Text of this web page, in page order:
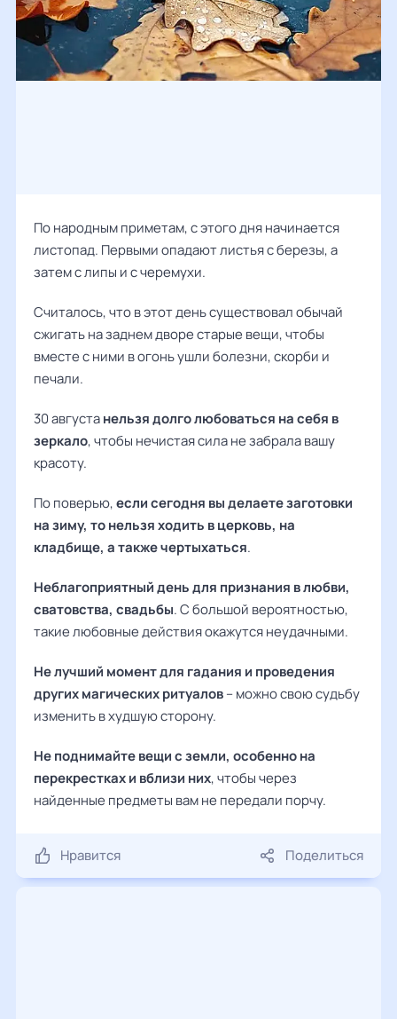
По народным приметам, с этого дня начинается
листопад. Первыми опадают листья с березы, а
затем с липы и с черемухи.
Считалось, что в этот день существовал обычай
сжигать на заднем дворе старые вещи, чтобы
вместе с ними в огонь ушли болезни, скорби и
печали.
30 августанельзя долго любоваться на себя в
зеркало, чтобы нечистая сила не забрала вашу
красоту.
По поверью,если сегодня вы делаете заготовки
на зиму, то нельзя ходить в церковь, на
кладбище, а также чертыхаться.
Неблагоприятный день для признания в любви,
сватовства, свадьбы. С большой вероятностью,
такие любовные действия окажутся неудачными.
Не лучший момент для гадания и проведения
других магических ритуалов– можно свою судьбу
изменить в худшую сторону.
Не поднимайте вещи с земли, особенно на
перекрестках и вблизи них, чтобы через
найденные предметы вам не передали порчу.
Нравится Поделиться